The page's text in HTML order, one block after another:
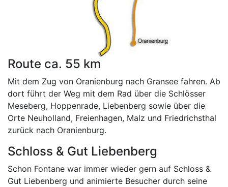
Route ca. 55 km
Mit dem Zug von Oranienburg nach Gransee fahren. Ab
dort führt der Weg mit dem Rad über die Schlösser
Meseberg, Hoppenrade, Liebenberg sowie über die
Orte Neuholland, Freienhagen, Malz und Friedrichsthal
zurück nach Oranienburg.
Schloss & Gut Liebenberg
Schon Fontane war immer wieder gern auf Schloss &
Gut Liebenberg und animierte Besucher durch seine